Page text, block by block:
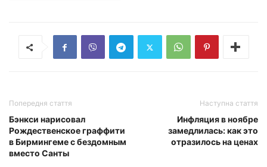
Попередня стаття
Бэнкси нарисовал
Рождественское граффити
в Бирмингеме с бездомным
вместо Санты
Наступна стаття
Инфляция в ноябре
замедлилась: как это
отразилось на ценах